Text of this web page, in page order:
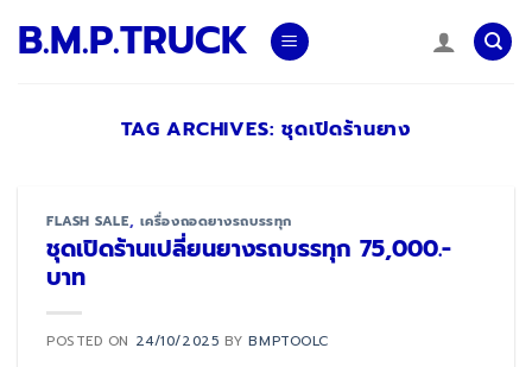
B.M.P.TRUCK
TAG ARCHIVES:ชุดเปิดร้านยาง
FLASH SALE, เครื่องถอดยางรถบรรทุก
ชุดเปิดร้านเปลี่ยนยางรถบรรทุก 75,000.-
บาท
POSTED ON 24/10/2025 BYBMPTOOLC